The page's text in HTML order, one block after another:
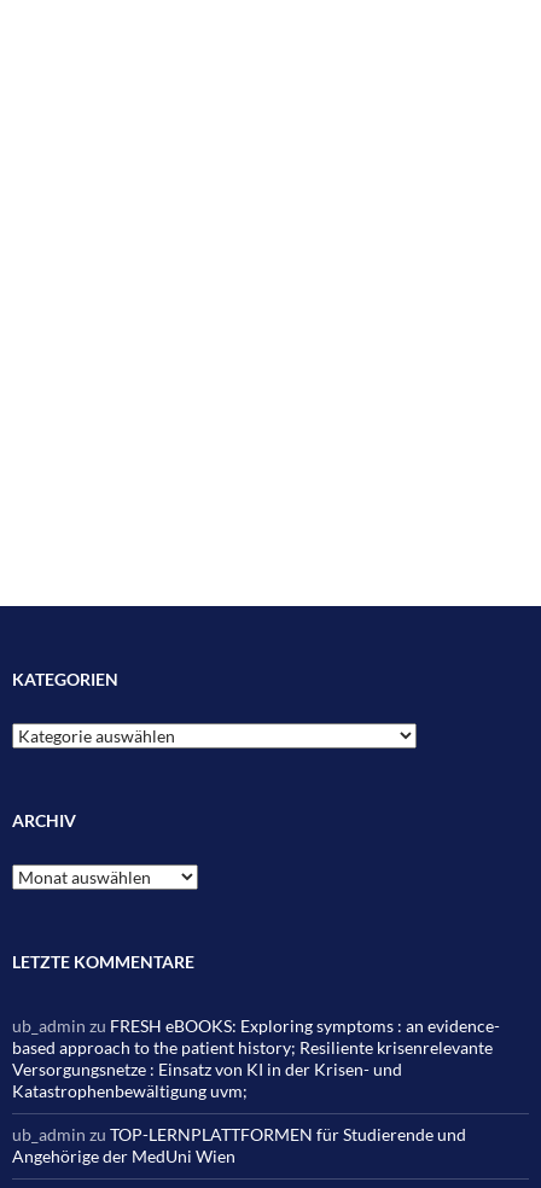
KATEGORIEN
Kategorien
ARCHIV
Archiv
LETZTE KOMMENTARE
ub_admin zu FRESH eBOOKS: Exploring symptoms : an evidence-
based approach to the patient history; Resiliente krisenrelevante
Versorgungsnetze : Einsatz von KI in der Krisen- und
Katastrophenbewältigung uvm;
ub_admin zu TOP-LERNPLATTFORMEN für Studierende und
Angehörige der MedUni Wien